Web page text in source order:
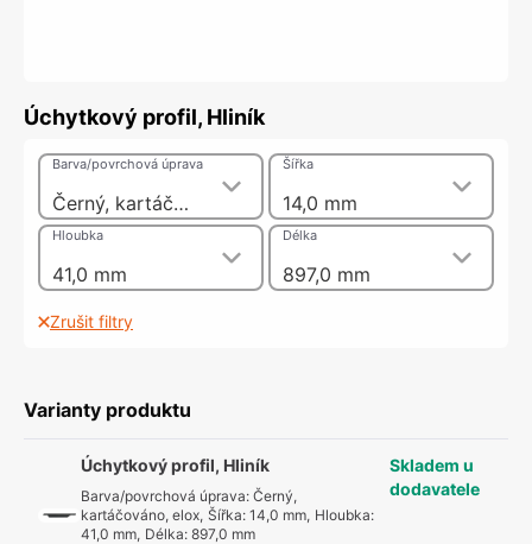
Úchytkový profil, Hliník
Černý, kartáčováno, elox
Barva/povrchová úprava
14,0 mm
Šířka
41,0 mm
Hloubka
897,0 mm
Délka
Zrušit filtry
Varianty produktu
Úchytkový profil, Hliník
Barva/povrchová úprava: Černý,
kartáčováno, elox, Šířka: 14,0 mm, Hloubka:
41,0 mm, Délka: 897,0 mm
Skladem u
dodavatele